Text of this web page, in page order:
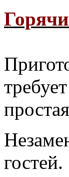
гостей.